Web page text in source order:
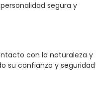
segura y
con la naturaleza y
su confianza y seguridad